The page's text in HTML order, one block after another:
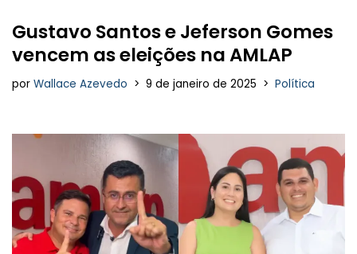
Gustavo Santos e Jeferson Gomes
vencem as eleições na AMLAP
por Wallace Azevedo 9 de janeiro de 2025 Política